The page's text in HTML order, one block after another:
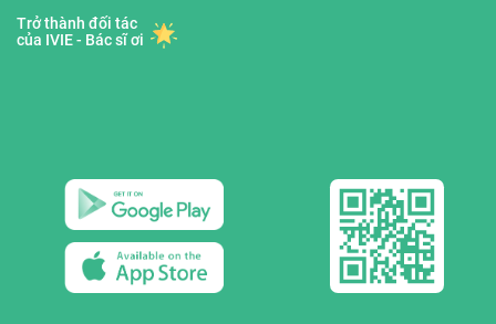
Trở thành đối tác
của IVIE - Bác sĩ ơi